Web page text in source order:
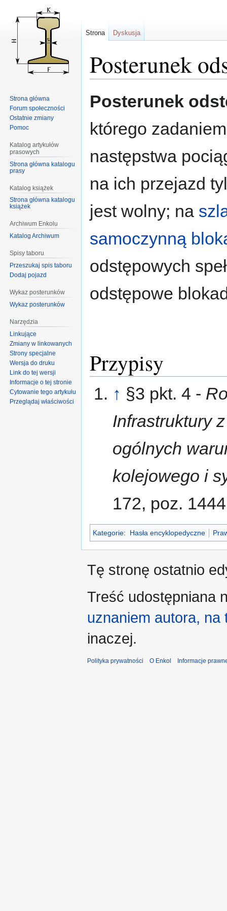
Posterunek
do
do
Posterunek
którego
następstwa
na ich przejazd
jest wolny; na
samoczynną
odstępowych
odstępowe
Przypisy
↑ §3 pkt. 4 -
Infrastruktury
ogólnych
kolejowego i
172, poz.
Kategorie: Hasła encyklopedyczne
Strona Dyskusja
Strona główna
Forum społeczności
Ostatnie zmiany
Pomoc
Katalog artykułów
prasowych
Strona główna katalogu
prasy
Katalog książek
Strona główna katalogu
książek
Archiwum Enkolu
Katalog Archiwum
Spisy taboru
Przeszukaj spis taboru
Dodaj pojazd
Wykaz posterunków
Wykaz posterunków
Narzędzia
Linkujące
Zmiany w linkowanych
Strony specjalne
Wersja do druku
Link do tej wersji
Informacje o tej stronie
Cytowanie tego artykułu
Przeglądaj właściwości
Tę stronę ostatnio
Treść udostępniana
uznaniem autora,
inaczej.
Polityka prywatności O Enkol Informacje